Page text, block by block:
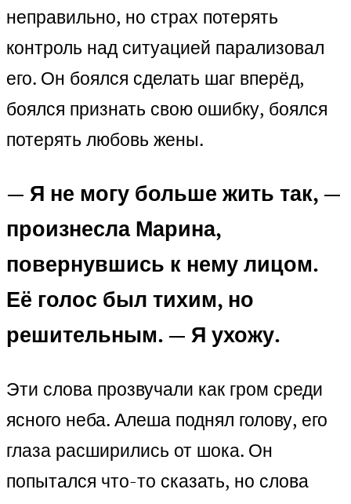
неправильно, но страх потерять
контроль над ситуацией парализовал
его. Он боялся сделать шаг вперёд,
боялся признать свою ошибку, боялся
потерять любовь жены.
— Я не могу больше жить так, —
произнесла Марина,
повернувшись к нему лицом.
Её голос был тихим, но
решительным. — Я ухожу.
Эти слова прозвучали как гром среди
ясного неба. Алеша поднял голову, его
глаза расширились от шока. Он
попытался что-то сказать, но слова